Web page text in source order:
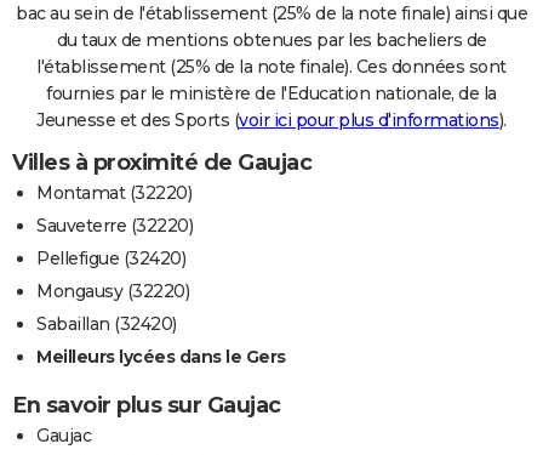
bac au sein de l'établissement (25% de la note finale) ainsi que
du taux de mentions obtenues par les bacheliers de
l'établissement (25% de la note finale). Ces données sont
fournies par le ministère de l'Education nationale, de la
Jeunesse et des Sports (voir ici pour plus d'informations).
Villes à proximité de Gaujac
Montamat (32220)
Sauveterre (32220)
Pellefigue (32420)
Mongausy (32220)
Sabaillan (32420)
Meilleurs lycées dans le Gers
En savoir plus sur Gaujac
Gaujac